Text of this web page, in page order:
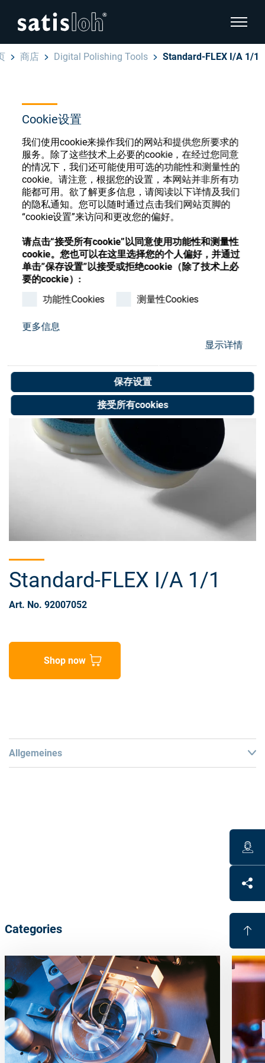
Cookie设置
我们使用cookie来操作我们的网站和提供您所要求的
服务。除了这些技术上必要的cookie，在经过您同意
的情况下，我们还可能使用可选的功能性和测量性的
cookie。请注意，根据您的设置，本网站并非所有功
能都可用。欲了解更多信息，请阅读以下详情及我们
的隐私通知。您可以随时通过点击我们网站页脚的
“cookie设置”来访问和更改您的偏好。
请点击“接受所有cookie”以同意使用功能性和测量性
cookie。您也可以在这里选择您的个人偏好，并通过
单击”保存设置”以接受或拒绝cookie（除了技术上必
要的cockie）:
功能性Cookies
测量性Cookies
更多信息
显示详情
保存设置
接受所有cookies
显示页
汉语
眼镜光学
精密光学
我们是谁
加入我们
联系我们
Store
隐藏页面导航
English
Deutsch
Español
Français
商店 Digital Polishing Tools Standard-FLEX I/A 1/1
眼镜光学耗材商店
注册或登录以访问您的帐户，并了解我们的各
种眼镜光学耗材
注册 登录
Standard-FLEX I/A 1/1
Art. No. 92007052
Shop now
Allgemeines
Work range base 0-14 dpt, cyl 0-4 dpt (max. 14 dpt in
High shape accuracy for all lens surfaces
Eliminates hard lap tools
Cost efficient
Reduces handling, because fewer tools are needed for
large working range
Categories